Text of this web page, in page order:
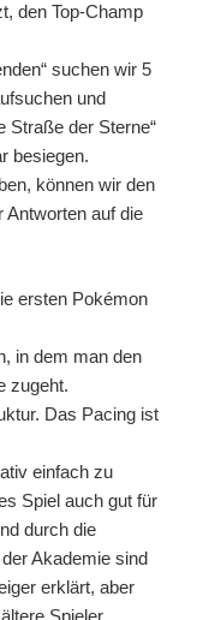
den Top-Champ
suchen wir 5
und
Straße der Sterne“
besiegen.
können wir den
Antworten auf die
ersten Pokémon
in dem man den
zugeht.
Das Pacing ist
einfach zu
Spiel auch gut für
durch die
Akademie sind
erklärt, aber
Spieler.